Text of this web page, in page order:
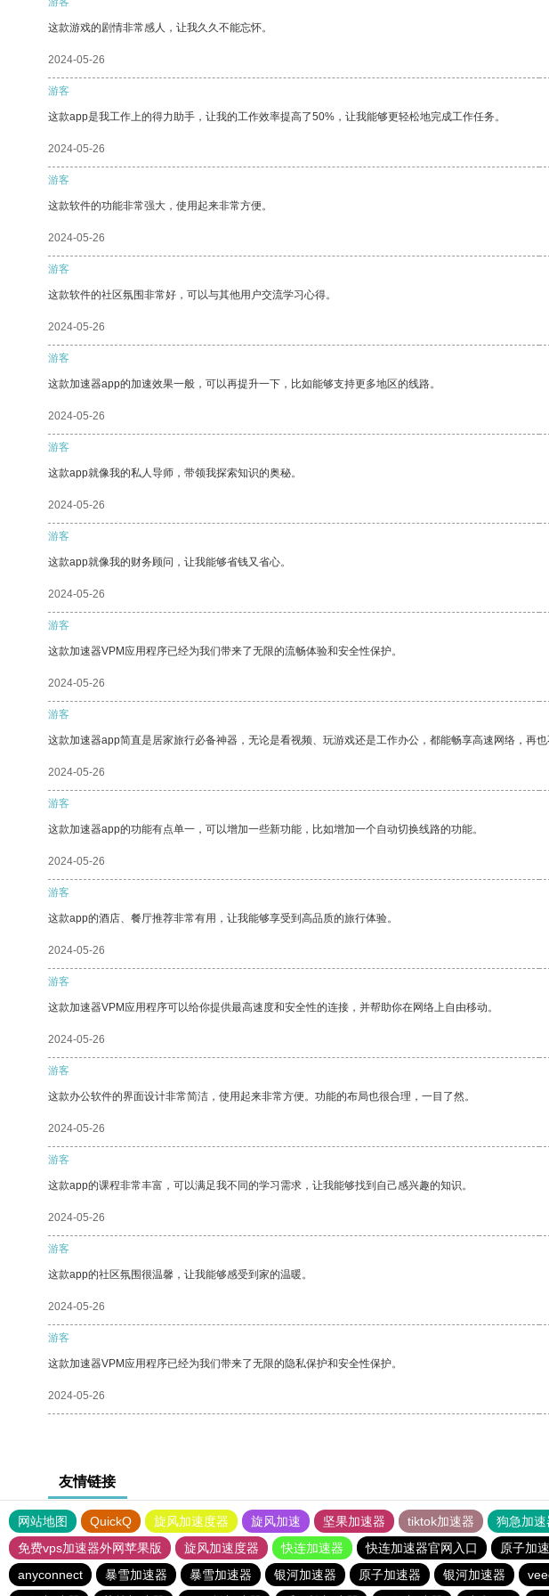
这款游戏的剧情非常感人，让我久久不能忘怀。
2024-05-26
游客
这款app是我工作上的得力助手，让我的工作效率提高了50%，让我能够更轻松地完成工作任务。
2024-05-26
游客
这款软件的功能非常强大，使用起来非常方便。
2024-05-26
游客
这款软件的社区氛围非常好，可以与其他用户交流学习心得。
2024-05-26
游客
这款加速器app的加速效果一般，可以再提升一下，比如能够支持更多地区的线路。
2024-05-26
游客
这款app就像我的私人导师，带领我探索知识的奥秘。
2024-05-26
游客
这款app就像我的财务顾问，让我能够省钱又省心。
2024-05-26
游客
这款加速器VPM应用程序已经为我们带来了无限的流畅体验和安全性保护。
2024-05-26
游客
这款加速器app简直是居家旅行必备神器，无论是看视频、玩游戏还是工作办公，都能畅享高速网络，再也
2024-05-26
游客
这款加速器app的功能有点单一，可以增加一些新功能，比如增加一个自动切换线路的功能。
2024-05-26
游客
这款app的酒店、餐厅推荐非常有用，让我能够享受到高品质的旅行体验。
2024-05-26
游客
这款加速器VPM应用程序可以给你提供最高速度和安全性的连接，并帮助你在网络上自由移动。
2024-05-26
游客
这款办公软件的界面设计非常简洁，使用起来非常方便。功能的布局也很合理，一目了然。
2024-05-26
游客
这款app的课程非常丰富，可以满足我不同的学习需求，让我能够找到自己感兴趣的知识。
2024-05-26
游客
这款app的社区氛围很温馨，让我能够感受到家的温暖。
2024-05-26
游客
这款加速器VPM应用程序已经为我们带来了无限的隐私保护和安全性保护。
2024-05-26
友情链接
网站地图 QuickQ 旋风加速度器 旋风加速 坚果加速器 tiktok加速器 狗急加速
免费vps加速器外网苹果版
旋风加速度器 快连加速器 快连加速器官网入口 原子加
anyconnect
暴雪加速器 暴雪加速器 银河加速器 原子加速器 银河加速器